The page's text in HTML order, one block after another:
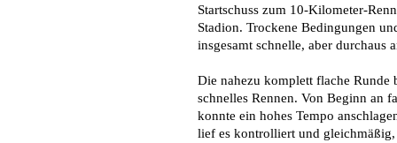
Startschuss zum 10-Kilometer-
Stadion. Trockene Bedingungen
insgesamt schnelle, aber durchaus
Die nahezu komplett flache Runde
schnelles Rennen. Von Beginn an
konnte ein hohes Tempo
lief es kontrolliert und gleichmäßig,